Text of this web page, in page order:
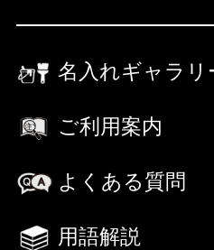
名入れギャラリ
ご利用案内
よくある質問
用語解説